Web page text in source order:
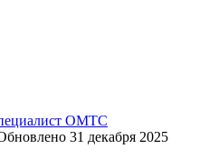
ОМТС
31 декабря 2025